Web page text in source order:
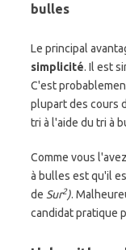
bulles
Le principal
simplicité. Il est
C'est
plupart des cours
tri à l'aide du tri à
Comme vous
à bulles est qu'il
de Sur2).
candidat pratique